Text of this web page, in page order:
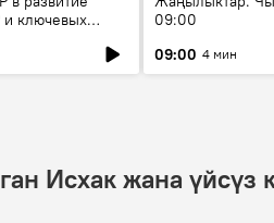
ключевых
09:00
09:00 4 мин
Исхак жана үйсүз